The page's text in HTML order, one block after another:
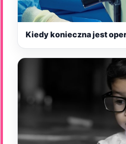
Kiedy konieczna jest